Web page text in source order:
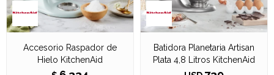
Accesorio Raspador de
Hielo KitchenAid
Batidora Planetaria Artisan
Plata 4,8 Litros KitchenAid